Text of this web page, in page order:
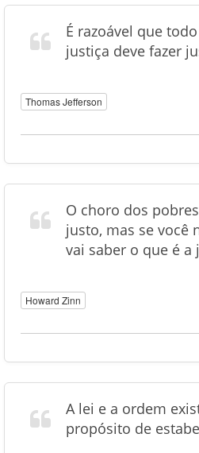
É razoável que
justiça deve fazer
Thomas Jefferson
O choro dos
justo, mas se você
vai saber o que é a
Howard Zinn
A lei e a ordem
propósito de